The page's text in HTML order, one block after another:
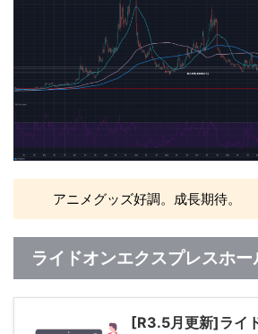
アニメグッズ好調。成長期待。
ライドオンエクスプレスホー
[R3.5月更新]ライ